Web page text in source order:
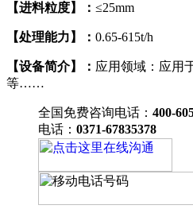
【进料粒度】： ≤25mm
【处理能力】： 0.65-615t/h
【设备简介】： 应用领域：应用
等……
全国免费咨询电话： 400-
电话： 0371-67835378